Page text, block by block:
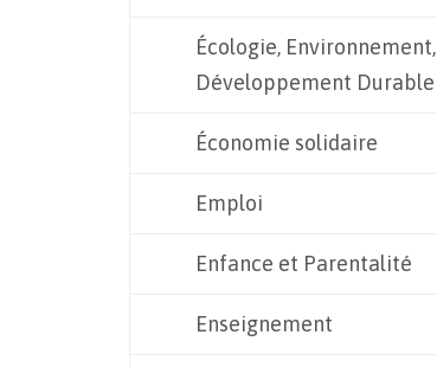
Écologie, Environnement,
Développement Durable
Économie solidaire
Emploi
Enfance et Parentalité
Enseignement